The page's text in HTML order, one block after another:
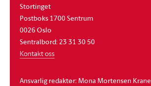
Stortinget
Postboks 1700 Sentrum
0026 Oslo
Sentralbord: 23 31 30 50
Kontakt oss
Ansvarlig redaktør: Mona Mortensen Krane